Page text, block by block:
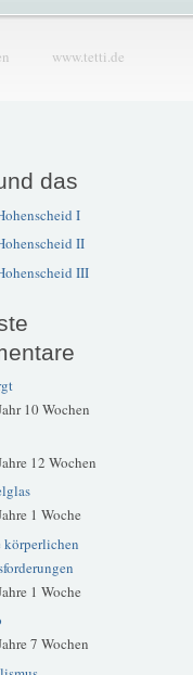
www.tetti.de
das
I
II
III
10 Wochen
12 Wochen
1 Woche
körperlichen
1 Woche
7 Wochen